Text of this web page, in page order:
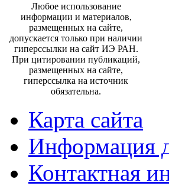
Любое использование
информации и материалов,
размещенных на сайте,
допускается только при наличии
гиперссылки на сайт ИЭ РАН.
При цитировании публикаций,
размещенных на сайте,
гиперссылка на источник
обязательна.
Карта сайта
Информация
Контактная